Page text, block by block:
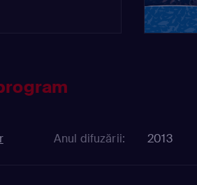
Anul difuzării: 2013